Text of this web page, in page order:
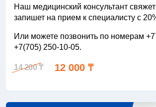
Наш медицинский консультант
запишет на прием к специалисту с
Или можете позвонить по номерам
+7(705) 250-10-05.
14 200 ₸ 12 000 ₸